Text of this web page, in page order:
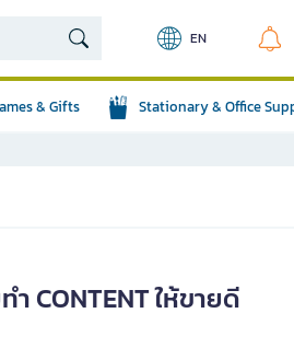
EN
& Gifts Stationary & Office
CONTENT ให้ขายดี